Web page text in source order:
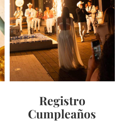
Registro
Cumpleaños
Registro
Cumpleaños